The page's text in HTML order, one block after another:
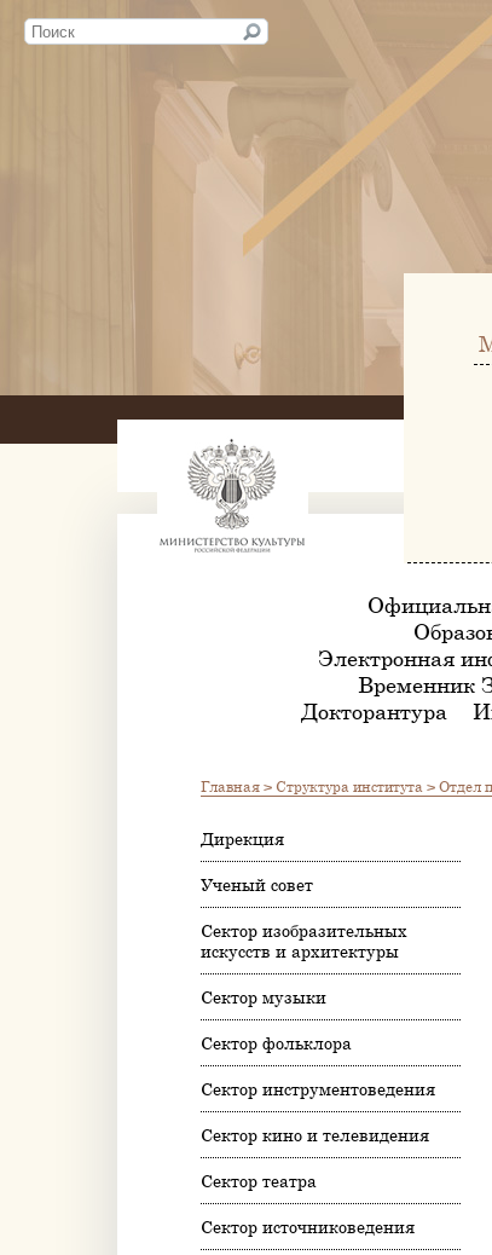
Электронная
Временник
Докторантура
Главная>Структура института >Отдел
Дирекция
Ученый совет
Сектор изобразительных
искусств и архитектуры
Сектор музыки
Сектор фольклора
Сектор инструментоведения
Сектор кино и телевидения
Сектор театра
Сектор источниковедения